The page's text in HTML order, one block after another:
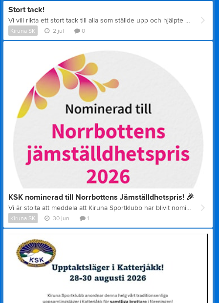
Stort tack!
Vi vill rikta ett stort tack till alla som ställde upp och hjälpte till med våra uppdrag under Kiruna Festivalen! 🙌 Bra jobbat alla!
Kiruna SK 2 jul 0
KSK nominerad till Norrbottens Jämställdhetspris! 🎉
Vi är stolta att meddela att Kiruna Sportklubb har blivit nominerad till Norrbottens Jämställdhetspris! Bakom priset står Norrbottens Kommuner, Region Norrbotten, Luleå Tekniska Universitet och Länsstyrelsen Norrbotten. Priset delas ut årligen till en aktör som genom sitt arbete bidragit till ett mer jämställt Norrbotten. Vinnaren erhåller 100 000 kr och kommer att offentliggöras under den Regionala jämställdhetsdagen den 18 september.
Kiruna SK 30 jun 1